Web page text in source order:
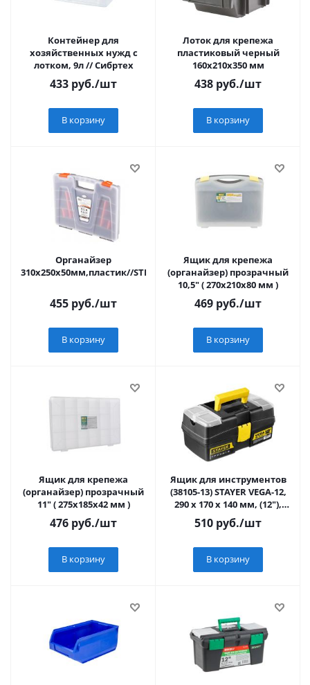
Контейнер для
хозяйственных нужд с
лотком, 9л // Сибртех
433 руб./шт
В корзину
Лоток для крепежа
пластиковый черный
160х210х350 мм
438 руб./шт
В корзину
Органайзер
310х250х50мм,пластик//STELS
455 руб./шт
В корзину
Ящик для крепежа
(органайзер) прозрачный
10,5" ( 270х210х80 мм )
469 руб./шт
В корзину
Ящик для крепежа
(органайзер) прозрачный
11" ( 275х185х42 мм )
476 руб./шт
В корзину
Ящик для инструментов
(38105-13) STAYER VEGA-12,
290 x 170 x 140 мм, (12"),
пластиковый
510 руб./шт
В корзину